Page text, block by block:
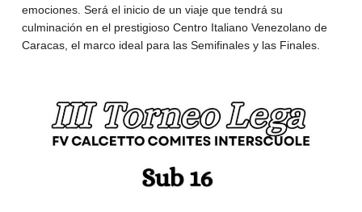
emociones. Será el inicio de un viaje que tendrá su
culminación en el prestigioso Centro Italiano Venezolano de
Caracas, el marco ideal para las Semifinales y las Finales.